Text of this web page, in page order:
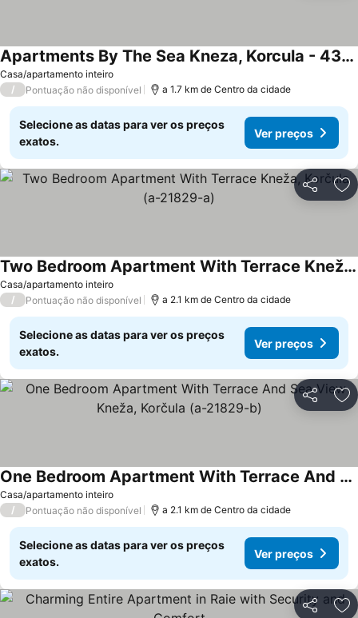
Casa/apartamento inteiro
Apartments By The Sea Kneza, Korcula - 4337
/ Pontuação não disponível a 1.7 km de Centro da cidade
Selecione as datas para ver os preços
exatos.
Ver preços
Partilhar
Casa/apartamento inteiro
Two Bedroom Apartment With Terrace Kneža, Korčula (a-21829-a)
/ Pontuação não disponível a 2.1 km de Centro da cidade
Selecione as datas para ver os preços
exatos.
Ver preços
Partilhar
Casa/apartamento inteiro
One Bedroom Apartment With Terrace And Sea View Kneža, Korčula (a-21829-b)
/ Pontuação não disponível a 2.1 km de Centro da cidade
Selecione as datas para ver os preços
exatos.
Ver preços
Partilhar